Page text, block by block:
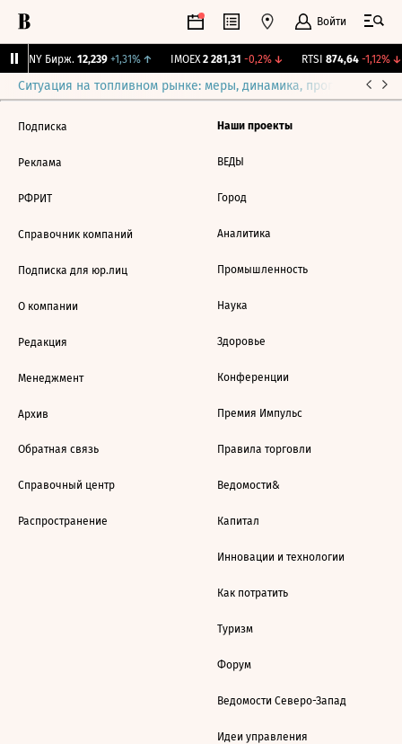
Войти
CNY Бирж. 12,239 +1,31%↑ IMOEX 2 281,31 -0,2%↓ RTSI 874,64 -1,12%↓
Ситуация на топливном рынке: меры, динамика, прогнозы
Подписка
Реклама
РФРИТ
Справочник компаний
Подписка для юр.лиц
О компании
Редакция
Менеджмент
Архив
Обратная связь
Справочный центр
Распространение
Наши проекты
ВЕДЫ
Город
Аналитика
Промышленность
Наука
Здоровье
Конференции
Премия Импульс
Правила торговли
Ведомости&
Капитал
Инновации и технологии
Как потратить
Туризм
Форум
Ведомости Северо-Запад
Идеи управления